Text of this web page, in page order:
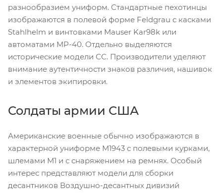
разнообразием униформ. Стандартные пехотинцы
изображаются в полевой форме Feldgrau с касками
Stahlhelm и винтовками Mauser Kar98k или
автоматами MP-40. Отдельно выделяются
исторические модели СС. Производители уделяют
внимание аутентичности знаков различия, нашивок
и элементов экипировки.
Солдаты армии США
Американские военные обычно изображаются в
характерной униформе M1943 с полевыми курками,
шлемами M1 и с снаряжением на ремнях. Особый
интерес представляют модели для сборки
десантников Воздушно-десантных дивизий